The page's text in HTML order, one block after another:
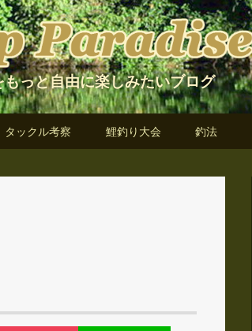
もっと自由に楽しみたいブログ
タックル考察 鯉釣り大会 釣法